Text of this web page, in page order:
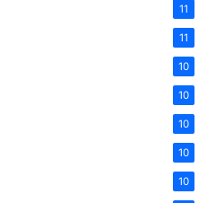
11
11
10
10
10
10
10